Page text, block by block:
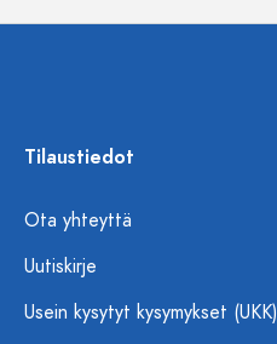
Tilaustiedot
Ota yhteyttä
Uutiskirje
Usein kysytyt kysymykset (UKK)